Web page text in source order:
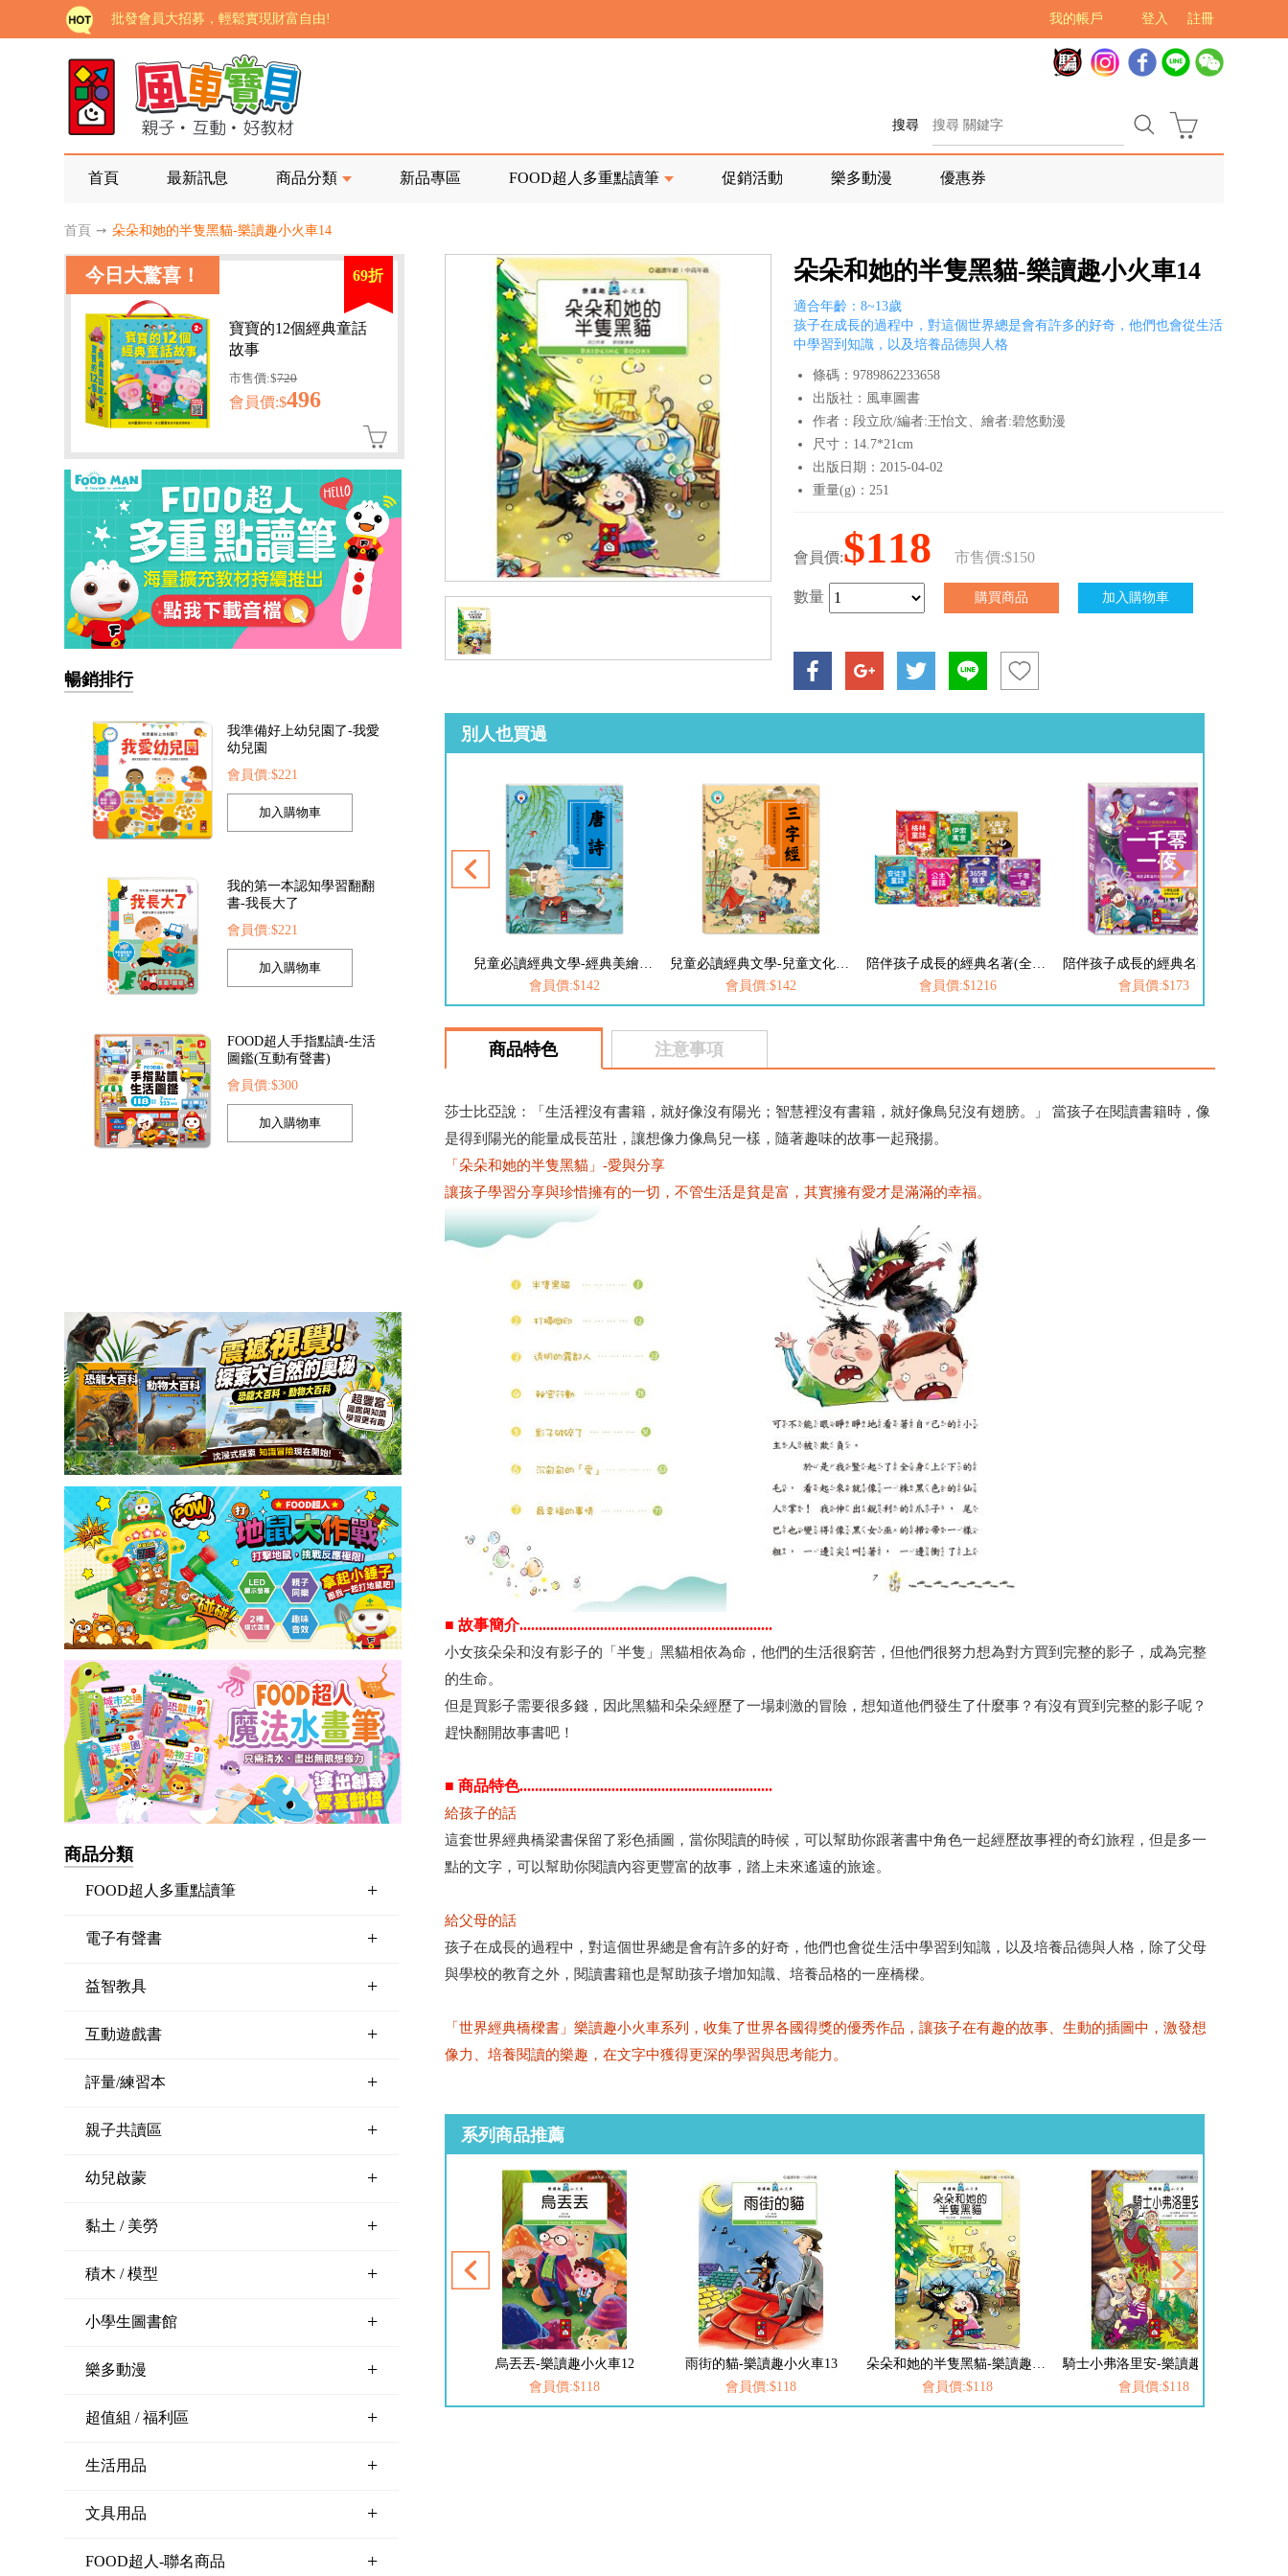
註冊
登入
我的帳戶
批發會員大招募，輕鬆實現財富自由!
如需更改或重開發票 需在訂單成立三天內通知客服 寄回發票需附上回郵郵票
老師您好!!幼教會員火熱招募中~
海外購物免煩惱！點我查看『海外購物流程說明』
家長樂了!「風車書版集團暨FOOD超人企業總部」目前正興建中!
老師您好!!幼教會員火熱招募中~
海外購物免煩惱！點我查看『海外購物流程說明』
搜尋
首頁 最新訊息 商品分類 新品專區 FOOD超人多重點讀筆 促銷活動 樂多動漫 優惠券
首頁 ➙ 朵朵和她的半隻黑貓-樂讀趣小火車14
今日大驚喜！ 69折
寶寶的12個經典童話
故事
市售價:$720
會員價:$496
暢銷排行
幼兒園
書-我長大了
圖鑑(互動有聲書)
商品分類
FOOD超人多重點讀筆 +
電子有聲書 +
益智教具 +
互動遊戲書 +
評量/練習本 +
親子共讀區 +
幼兒啟蒙 +
黏土 / 美勞 +
積木 / 模型 +
小學生圖書館 +
樂多動漫 +
超值組 / 福利區 +
生活用品 +
文具用品 +
FOOD超人-聯名商品 +
朵朵和她的半隻黑貓-樂讀趣小火車14
適合年齡：8~13歲
孩子在成長的過程中，對這個世界總是會有許多的好奇，他們也會從生活
中學習到知識，以及培養品德與人格
條碼：9789862233658
出版社：風車圖書
作者：段立欣/編者:王怡文、繪者:碧悠動漫
尺寸：14.7*21cm
出版日期：2015-04-02
重量(g)：251
會員價:$118 市售價:$150
數量
別人也買過
陪伴孩子成長的經典名著-父與子全集
會員價:$173
漫畫圖解-科學100
會員價:$221
會員價:$142
會員價:$142
會員價:$1216
會員價:$173
商品特色 注意事項
莎士比亞說：「生活裡沒有書籍，就好像沒有陽光；智慧裡沒有書籍，就好像鳥兒沒有翅膀。」 當孩子在閱讀書籍時，像
是得到陽光的能量成長茁壯，讓想像力像鳥兒一樣，隨著趣味的故事一起飛揚。
「朵朵和她的半隻黑貓」-愛與分享
讓孩子學習分享與珍惜擁有的一切，不管生活是貧是富，其實擁有愛才是滿滿的幸福。
■ 故事簡介..................................................................
小女孩朵朵和沒有影子的「半隻」黑貓相依為命，他們的生活很窮苦，但他們很努力想為對方買到完整的影子，成為完整
的生命。
但是買影子需要很多錢，因此黑貓和朵朵經歷了一場刺激的冒險，想知道他們發生了什麼事？有沒有買到完整的影子呢？
趕快翻開故事書吧！
■ 商品特色..................................................................
給孩子的話
這套世界經典橋梁書保留了彩色插圖，當你閱讀的時候，可以幫助你跟著書中角色一起經歷故事裡的奇幻旅程，但是多一
點的文字，可以幫助你閱讀內容更豐富的故事，踏上未來遙遠的旅途。
給父母的話
孩子在成長的過程中，對這個世界總是會有許多的好奇，他們也會從生活中學習到知識，以及培養品德與人格，除了父母
與學校的教育之外，閱讀書籍也是幫助孩子增加知識、培養品格的一座橋樑。
「世界經典橋樑書」樂讀趣小火車系列，收集了世界各國得獎的優秀作品，讓孩子在有趣的故事、生動的插圖中，激發想
像力、培養閱讀的樂趣，在文字中獲得更深的學習與思考能力。
系列商品推薦
想高飛的貓-樂讀趣小火車20
王者之冠-樂讀趣小火車11
烏丟丟-樂讀趣小火車12
會員價:$118
雨街的貓-樂讀趣小火車13
會員價:$118
朵朵和她的半隻黑貓-樂讀趣小火車14
會員價:$118
會員價:$118